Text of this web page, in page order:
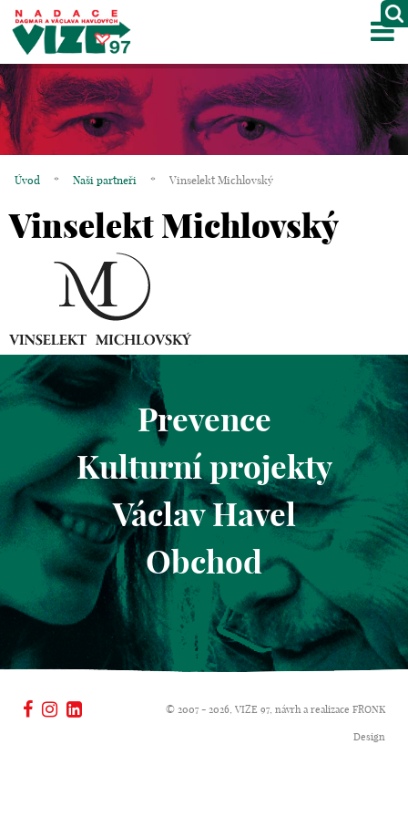
O NÁS
PROJEKTY
GALERIE
OBCHOD
KOŠÍK
EN
Úvod * Naši partneři * Vinselekt Michlovský
Vinselekt Michlovský
Prevence
Kulturní projekty
Václav Havel
Obchod
© 2007 - 2026, VIZE 97, návrh a realizace FRONK
Design